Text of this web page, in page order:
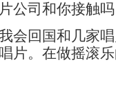
公司和你接触
回国和几家唱
片。在做摇滚